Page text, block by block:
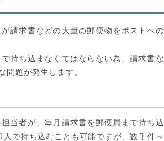
請求書などの大量の郵便物をポストへの
持ち込まなくてはならない為、請求書な
問題が発生します。
当者が、毎月請求書を郵便局まで持ち込
で持ち込むことも可能ですが、数千件～